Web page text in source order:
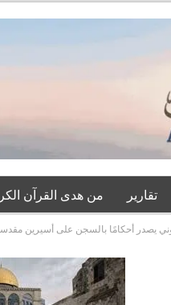
تقارير من هدى القرآن
يصدر أحكامًا بالسجن على أسيرين